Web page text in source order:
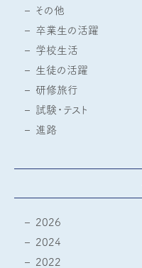
その他
卒業生の活躍
学校生活
生徒の活躍
研修旅行
試験・テスト
進路
2026
2024
2022